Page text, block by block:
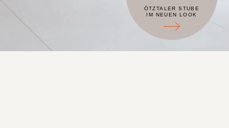
ÖTZTALER STUBE
IM NEUEN LOOK